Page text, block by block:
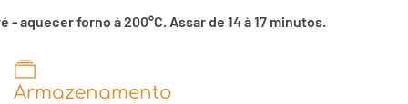
- aquecer forno à 200°C. Assar de 14 à 17 minutos.
Armazenamento